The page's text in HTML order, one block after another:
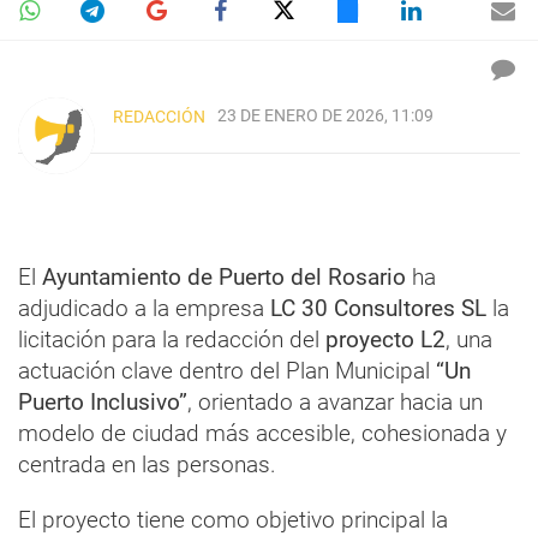
REDACCIÓN 23 DE ENERO DE 2026, 11:09
El Ayuntamiento de Puerto del Rosario ha
adjudicado a la empresa LC 30 Consultores SL la
licitación para la redacción del proyecto L2, una
actuación clave dentro del Plan Municipal “Un
Puerto Inclusivo”, orientado a avanzar hacia un
modelo de ciudad más accesible, cohesionada y
centrada en las personas.
El proyecto tiene como objetivo principal la